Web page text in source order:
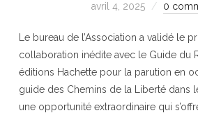
avril 4, 2025 0
Le bureau de l’Association a validé le
collaboration inédite avec le Guide du
éditions Hachette pour la parution en
guide des Chemins de la Liberté dans
une opportunité extraordinaire qui